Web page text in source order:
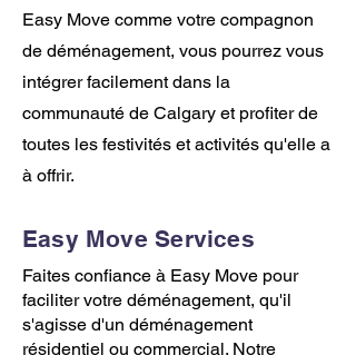
Easy Move comme votre compagnon
de déménagement, vous pourrez vous
intégrer facilement dans la
communauté de Calgary et profiter de
toutes les festivités et activités qu'elle a
à offrir.
Easy Move Services
Faites confiance à Easy Move pour
faciliter votre déménagement, qu'il
s'agisse d'un déménagement
résidentiel ou commercial. Notre